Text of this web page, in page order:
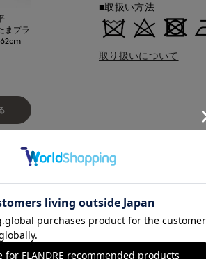
まプラーザ東急I.T.'S.international
cm
たまプラーザ東急
平
たまプラー
■取扱い方法
取り扱いについて